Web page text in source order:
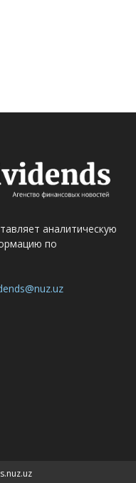
аналитическую
по